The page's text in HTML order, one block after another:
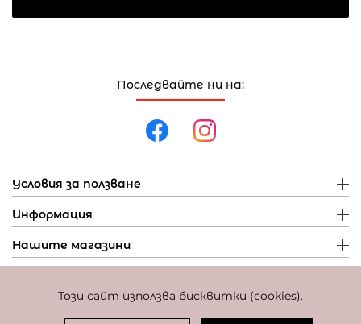
Този сайт използва бисквитки (cookies).
Последвайте ни на:
Условия за ползване
Информация
Нашите магазини